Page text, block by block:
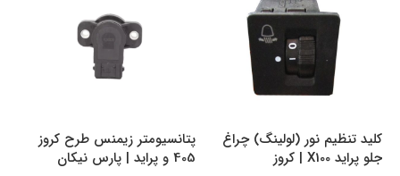
کلید تنظیم نور (لولینگ) چراغ
جلو پراید X100 | کروز
پتانسیومتر زیمنس طرح کروز
405 و پراید | پارس نیکان